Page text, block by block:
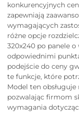
konkurencyjnych
zapewniają
wymagających
różne opcje
320x240 po panele
odpowiednimi
podejście do ceny
te funkcje, które
Model ten
pozwalając firmom
wymagania